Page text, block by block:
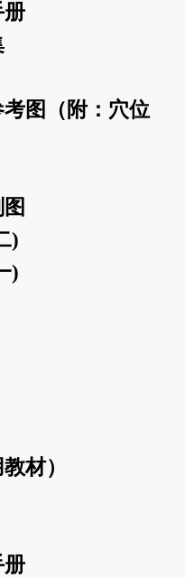
册
图（附：穴位
)
)
材）
册